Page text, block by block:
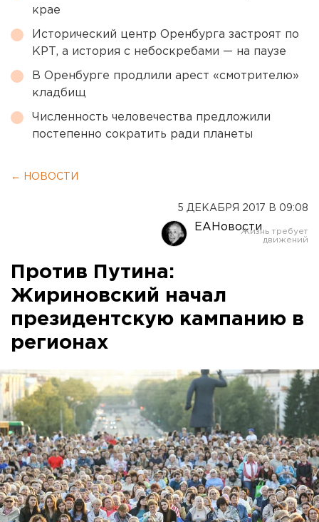
крае
Исторический центр Оренбурга застроят по
КРТ, а история с небоскребами — на паузе
В Оренбурге продлили арест «смотрителю»
кладбищ
Численность человечества предложили
постепенно сократить ради планеты
← НОВОСТИ
5 ДЕКАБРЯ 2017 В 09:08
ЕАНовости
Против Путина:
Жириновский начал
президентскую кампанию в
регионах